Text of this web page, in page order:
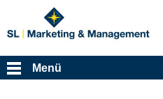
Menü